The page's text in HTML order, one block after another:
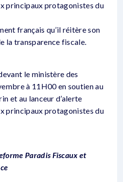
principaux protagonistes du
français qu’il réitère son
la transparence fiscale.
le ministère des
à 11H00 en soutien au
et au lanceur d’alerte
principaux protagonistes du
Paradis Fiscaux et